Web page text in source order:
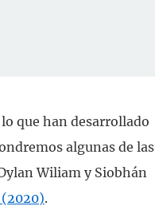
que han desarrollado
algunas de las
Wiliam y Siobhán
.